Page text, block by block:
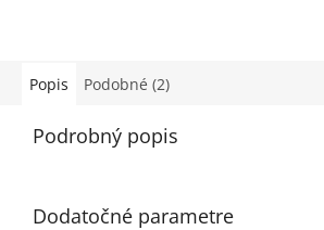
Popis Podobné (2)
Podrobný popis
Dodatočné parametre